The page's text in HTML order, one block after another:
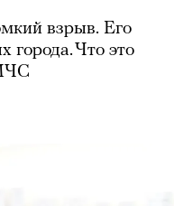
взрыв. Его
города. Что это